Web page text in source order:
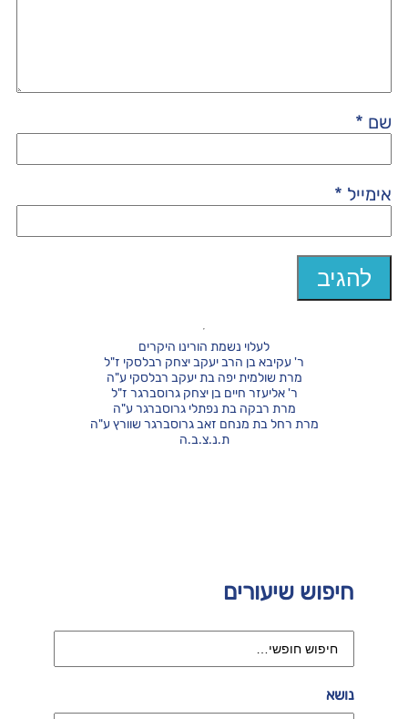
שם *
אימייל *
חיפוש שיעורים
נושא
לעלוי נשמת הורינו היקרים
ר' עקיבא בן הרב יעקב יצחק רבלסקי ז"ל
מרת שולמית יפה בת יעקב רבלסקי ע"ה
ר' אליעזר חיים בן יצחק גרוסברגר ז"ל
מרת רבקה בת נפתלי גרוסברגר ע"ה
מרת רחל בת מנחם זאב גרוסברגר שוורץ ע"ה
ת.נ.צ.ב.ה